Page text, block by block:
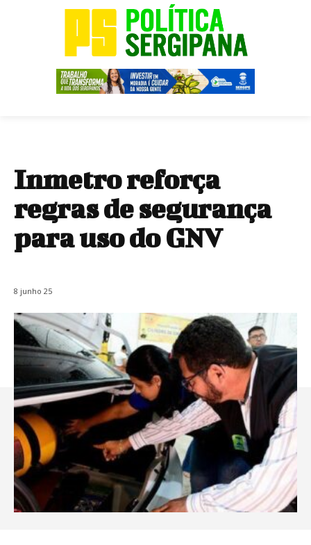
Inmetro reforça
regras de segurança
para uso do GNV
8 junho 25